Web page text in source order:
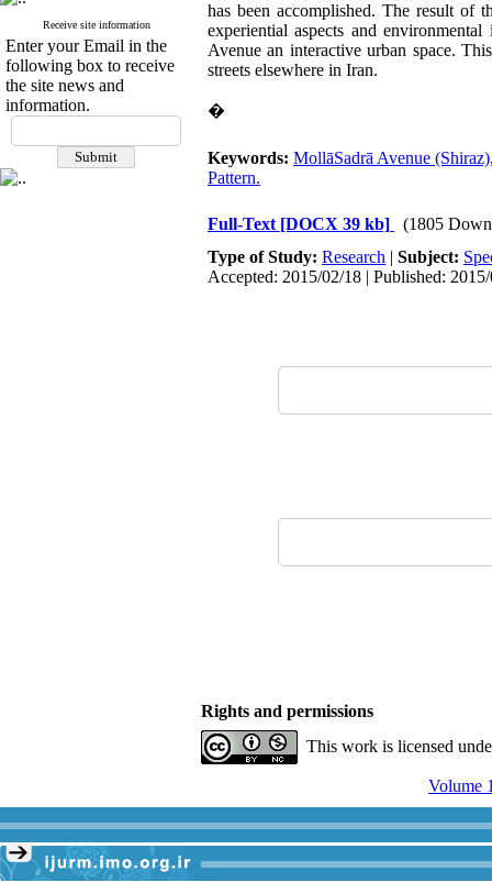
Receive site information
Enter your Email in the
following box to receive
the site news and
information.
has been accomplished. The result of
experiential aspects and
Avenue an interactive urban space.
streets elsewhere in Iran.
�
Keywords: MollāSadrā Avenue (Shiraz),
Pattern.
Full-Text [DOCX 39 kb]
(1805
Type of Study: Research | Subject:
Accepted: 2015/02/18 | Published:
Rights and permissions
This work is licensed
Volume